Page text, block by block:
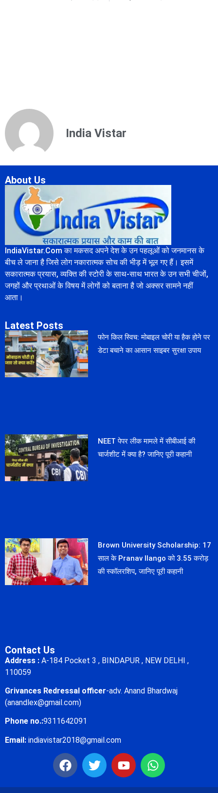
India Vistar
About Us
IndiaVistar.Com का मकसद अपने देश के उन पहलूओं को जनमानस के
बीच ले जाना है जिसे लोग नकारात्मक सोच की भीड़ में भूल गए हैं। इसमें
सकारात्मक प्रयास, व्यक्ति की स्टोरी के साथ-साथ भारत के उन सभी चीजों,
जगहों और प्रथाओं के विषय में लोगों को बताना है जो अक्सर सामने नहीं
आता।
Latest Posts
फोन किल स्विच: मोबाइल चोरी या हैक होने पर
डेटा बचाने का आसान साइबर सुरक्षा उपाय
NEET पेपर लीक मामले में सीबीआई की
चार्जशीट में क्या है? जानिए पूरी कहानी
Brown University Scholarship: 17
साल के Pranav Ilango को 3.55 करोड़
की स्कॉलरशिप, जानिए पूरी कहानी
Contact Us
Address : A-184 Pocket 3 , BINDAPUR , NEW DELHI ,
110059
Grivances Redressal officer-adv. Anand Bhardwaj
(anandlex@gmail.com)
Phone no.:9311642091
Email: indiavistar2018@gmail.com